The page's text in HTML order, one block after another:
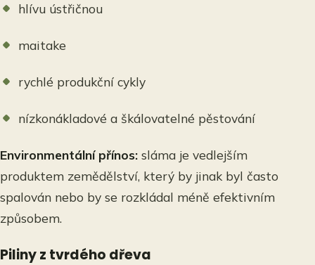
hlívu ústřičnou
maitake
rychlé produkční cykly
nízkonákladové a škálovatelné pěstování
Environmentální přínos: sláma je vedlejším
produktem zemědělství, který by jinak byl často
spalován nebo by se rozkládal méně efektivním
způsobem.
Piliny z tvrdého dřeva